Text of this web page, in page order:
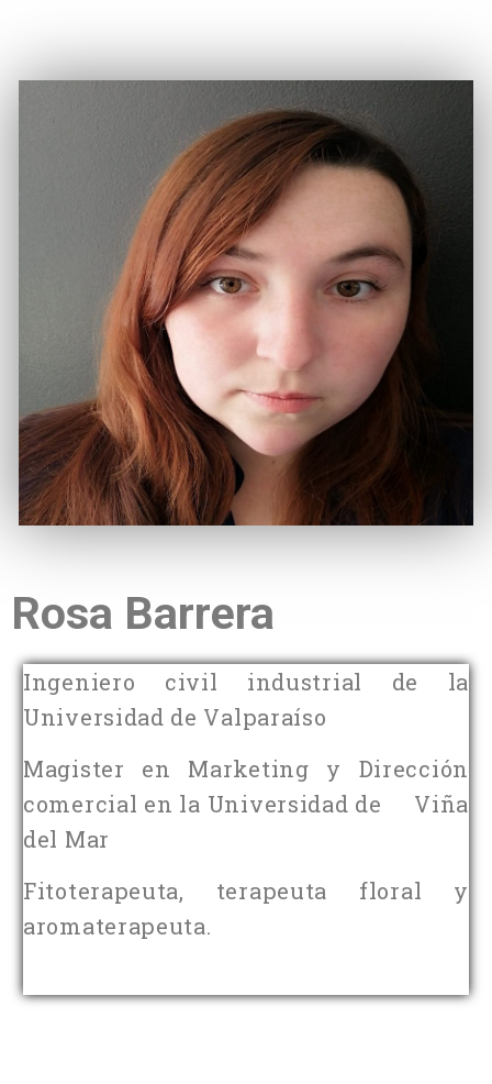
Rosa Barrera
Ingeniero civil industrial de la
Universidad de Valparaíso
Magister en Marketing y Dirección
comercial en la Universidad de Viña
del Mar
Fitoterapeuta, terapeuta floral y
aromaterapeuta.